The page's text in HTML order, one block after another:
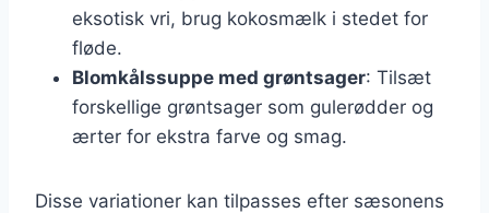
eksotisk vri, brug kokosmælk i stedet for
fløde.
Blomkålssuppe med grøntsager: Tilsæt
forskellige grøntsager som gulerødder og
ærter for ekstra farve og smag.
Disse variationer kan tilpasses efter sæsonens